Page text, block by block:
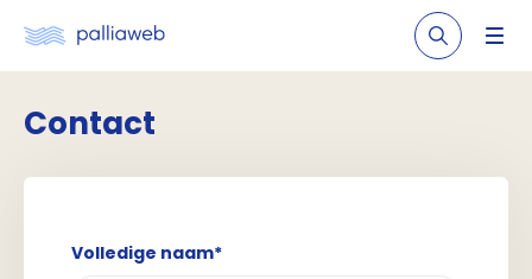
Contact
Volledige naam*